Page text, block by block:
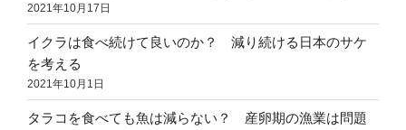
2021年10月17日
イクラは食べ続けて良いのか？ 減り続ける日本のサケ
を考える
2021年10月1日
タラコを食べても魚は減らない？ 産卵期の漁業は問題